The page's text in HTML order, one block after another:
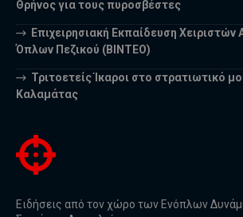
Θρήνος για τους πυροσβέστες
Επιχειρησιακή Εκπαίδευση Χειριστών
Όπλων Πεζικού (ΒΙΝΤΕΟ)
Τριτοετείς Ίκαροι στο στρατιωτικό
Καλαμάτας
Ειδήσεις από τον χώρο των Ενόπλων